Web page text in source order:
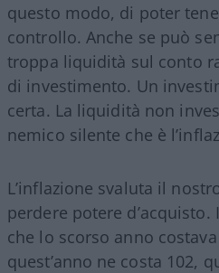
questo modo, di poter
controllo. Anche se può
troppa liquidità sul conto
di investimento. Un
certa. La liquidità non
nemico silente che è
L’inflazione svaluta il
perdere potere
che lo scorso anno
quest’anno ne costa 102,